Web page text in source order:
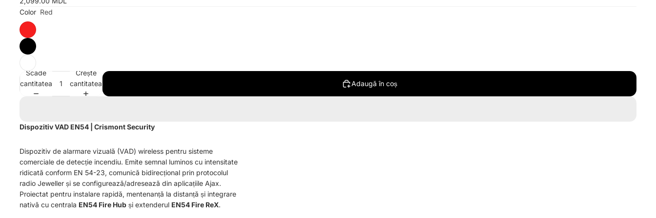
Color Red
Scade
cantitatea
Crește
cantitatea
Adaugă în coș
Dispozitiv VAD EN54 | Crismont Security
Dispozitiv de alarmare vizuală (VAD) wireless pentru sisteme
comerciale de detecție incendiu. Emite semnal luminos cu intensitate
ridicată conform EN 54-23, comunică bidirecțional prin protocolul
radio Jeweller și se configurează/adresează din aplicațiile Ajax.
Proiectat pentru instalare rapidă, mentenanță la distanță și integrare
nativă cu centrala EN54 Fire Hub și extenderul EN54 Fire ReX.